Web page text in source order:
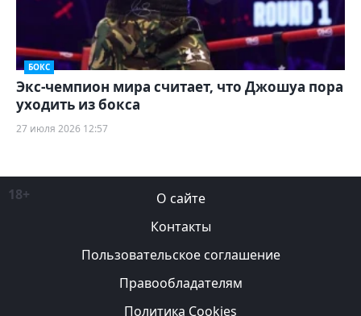
БОКС
Экс-чемпион мира считает, что Джошуа пора
уходить из бокса
27 июля 2026 12:57
18+
О сайте
Контакты
Пользовательское соглашение
Правообладателям
Политика Cookies